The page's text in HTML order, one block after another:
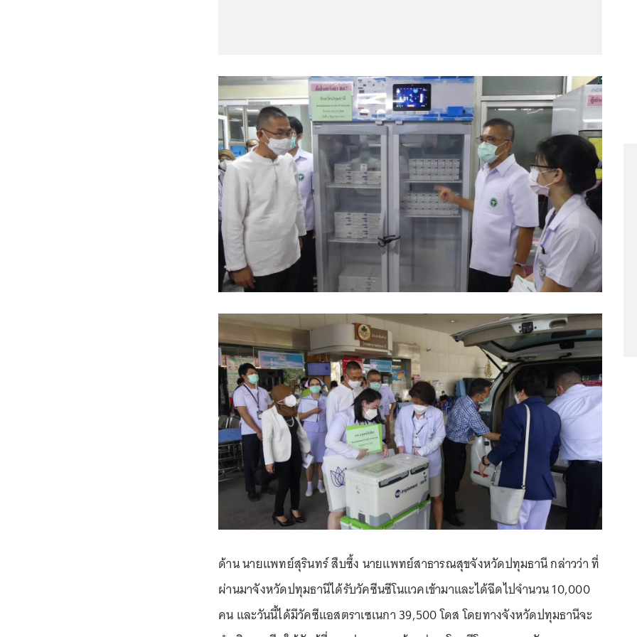
ด้าน นายแพทย์สุรินทร์ สืบซึ้ง นายแพทย์สาธารณสุขจังหวัดปทุมธานี กล่าวว่า ที่
ผ่านมาจังหวัดปทุมธานีได้รับวัคซีนซีโนแวคเข้ามาและได้ฉีดไปจำนวน 10,000
คน และวันนี้ได้มีวัคซีแอสตราเซเนกา 39,500 โดส โดยทางจังหวัดปทุมธานีจะ